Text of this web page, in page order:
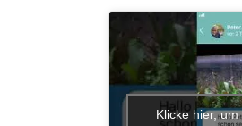
Klicke hier,